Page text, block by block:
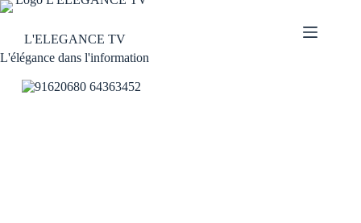
L'ELEGANCE TV
L'élégance dans l'information